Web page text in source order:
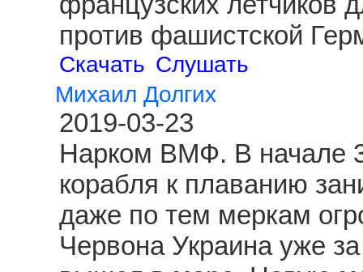
против фашистской
Скачать Слушать
Михаил Долгих
2019-03-23
Нарком ВМФ. В начале
корабля к плаванию
даже по тем меркам
Червона Украина уже